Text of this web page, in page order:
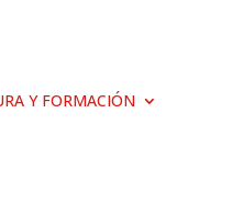
Y FORMACIÓN